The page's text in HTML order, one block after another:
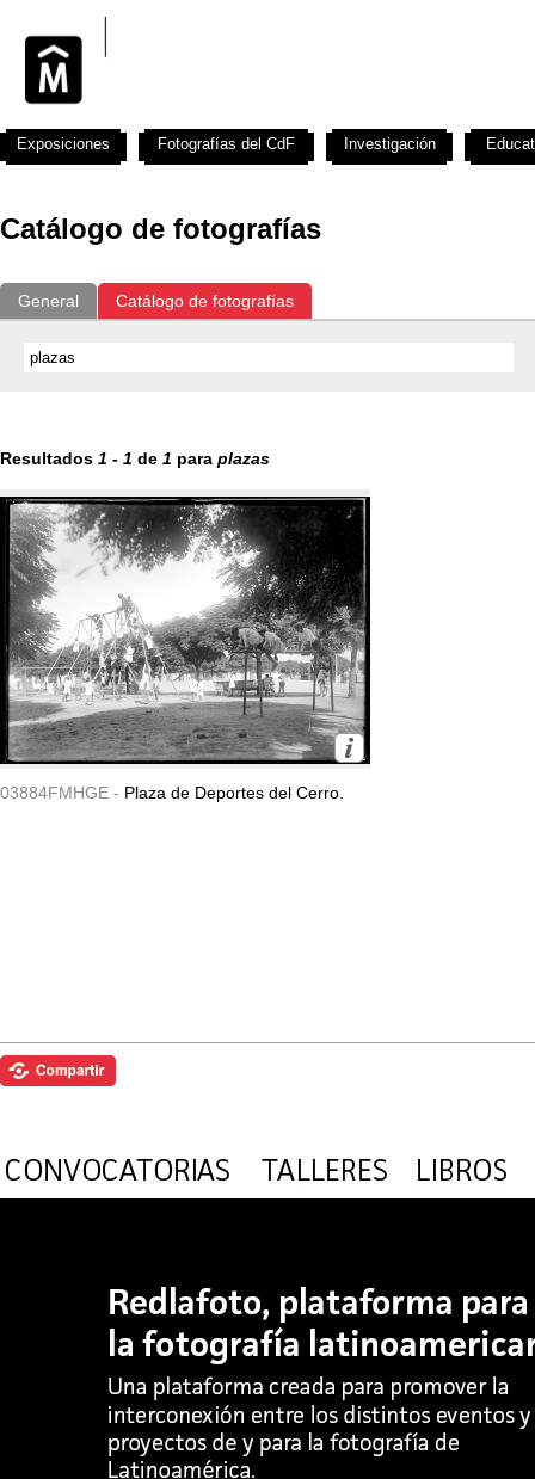
Catálogo de fotografías
General Catálogo de fotografías
Resultados 1 - 1 de 1 para plazas
03884FMHGE - Plaza de Deportes del Cerro.
Exposiciones Fotografías del CdF Investigación